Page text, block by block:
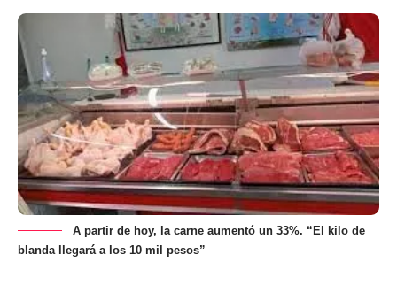
A partir de hoy, la carne aumentó un 33%. “El kilo de
blanda llegará a los 10 mil pesos”